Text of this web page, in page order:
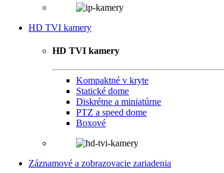
HD TVI kamery
HD TVI kamery
Kompaktné v kryte
Statické dome
Diskrétne a miniatúrne
PTZ a speed dome
Boxové
Záznamové a zobrazovacie zariadenia